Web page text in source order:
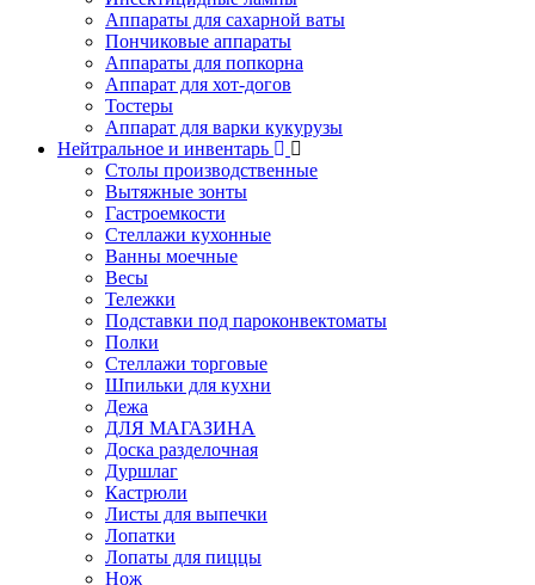
Аппараты для сахарной ваты
Пончиковые аппараты
Аппараты для попкорна
Аппарат для хот-догов
Тостеры
Аппарат для варки кукурузы
Нейтральное и инвентарь
Столы производственные
Вытяжные зонты
Гастроемкости
Стеллажи кухонные
Ванны моечные
Весы
Тележки
Подставки под пароконвектоматы
Полки
Стеллажи торговые
Шпильки для кухни
Дежа
ДЛЯ МАГАЗИНА
Доска разделочная
Дуршлаг
Кастрюли
Листы для выпечки
Лопатки
Лопаты для пиццы
Нож